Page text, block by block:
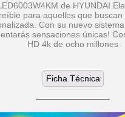
de HYUNDAI
para aquellos que buscan
Con su nuevo
sensaciones únicas!
HD 4k de ocho millones
Ficha Técnica